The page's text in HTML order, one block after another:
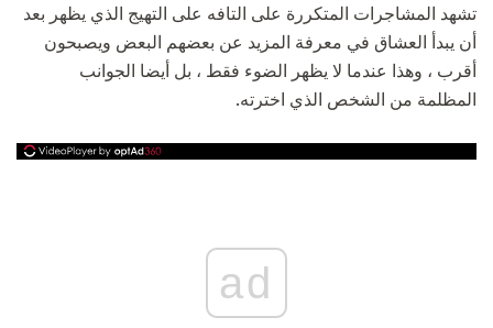
تشهد المشاجرات المتكررة على التافه على التهيج الذي يظهر بعد
أن يبدأ العشاق في معرفة المزيد عن بعضهم البعض ويصبحون
أقرب ، وهذا عندما لا يظهر الضوء فقط ، بل أيضا الجوانب
المظلمة من الشخص الذي اخترته.
ad